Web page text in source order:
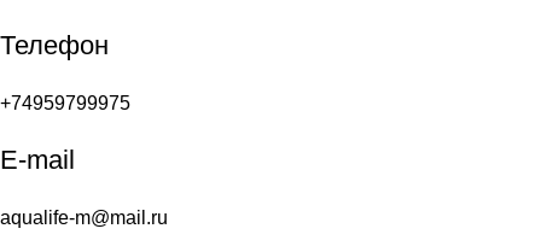
Телефон
+74959799975
E-mail
aqualife-m@mail.ru